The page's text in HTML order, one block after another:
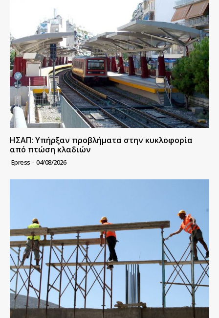
ΗΣΑΠ: Υπήρξαν προβλήματα στην κυκλοφορία
από πτώση κλαδιών
Epress - 04/08/2026